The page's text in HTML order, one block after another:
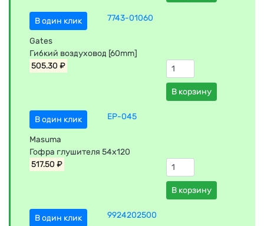
В один клик 7743-01060
Gates
Гибкий воздуховод [60mm]
505.30 ₽
В корзину
В один клик EP-045
Masuma
Гофра глушителя 54x120
517.50 ₽
В корзину
В один клик 9924202500